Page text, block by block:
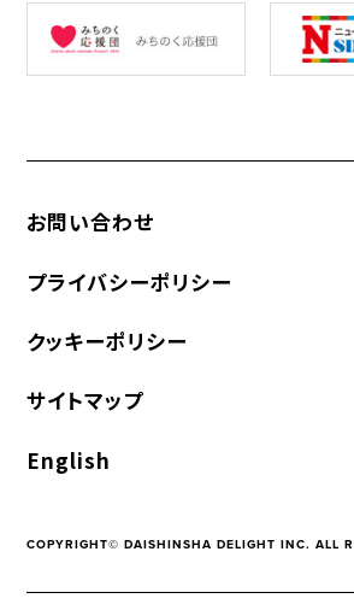
お問い合わせ
プライバシーポリシー
クッキーポリシー
サイトマップ
English
COPYRIGHT© DAISHINSHA DELIGHT INC. ALL